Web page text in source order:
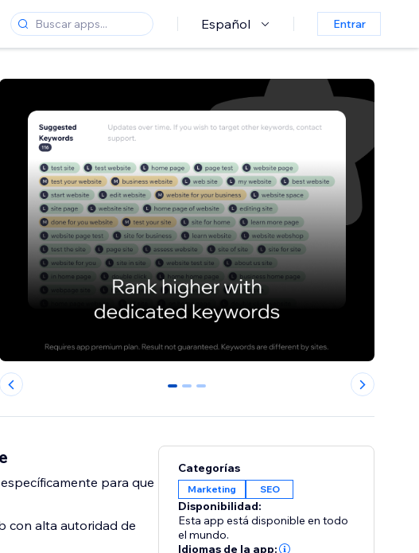
Español Entrar
0 1 2
para que
con alta autoridad de
Categorías
Marketing SEO
Disponibilidad:
Esta app está disponible en todo
el mundo.
Idiomas de la app: